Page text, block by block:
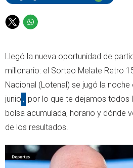
T
t
t
r
W
t
s
p
p
Llegó la nueva oportunidad de
millonario: el Sorteo Melate Retro
Nacional (Lotenal) se jugó la
junio , por lo que te dejamos todos
bolsa acumulada, horario y dónde
de los resultados.